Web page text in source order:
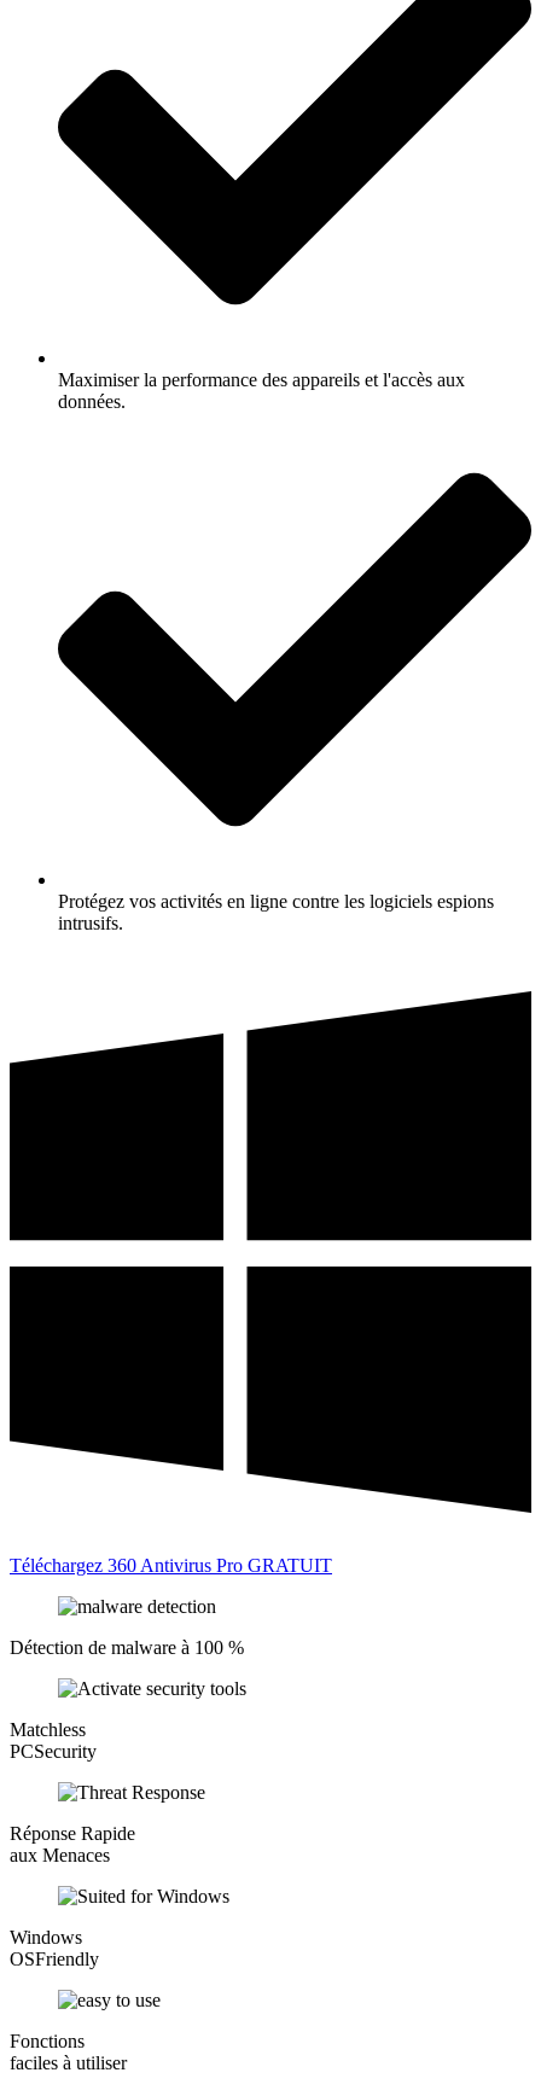
Maximiser la performance des appareils et l'accès aux
données.
Protégez vos activités en ligne contre les logiciels espions
intrusifs.
Téléchargez 360 Antivirus Pro GRATUIT
Détection de malware à 100 %
Matchless
PCSecurity
Réponse Rapide
aux Menaces
Windows
OSFriendly
Fonctions
faciles à utiliser